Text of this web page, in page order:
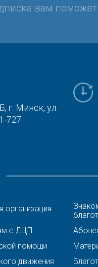
вам
г. Минск, ул.
727
организация
с ДЦП
помощи
движения